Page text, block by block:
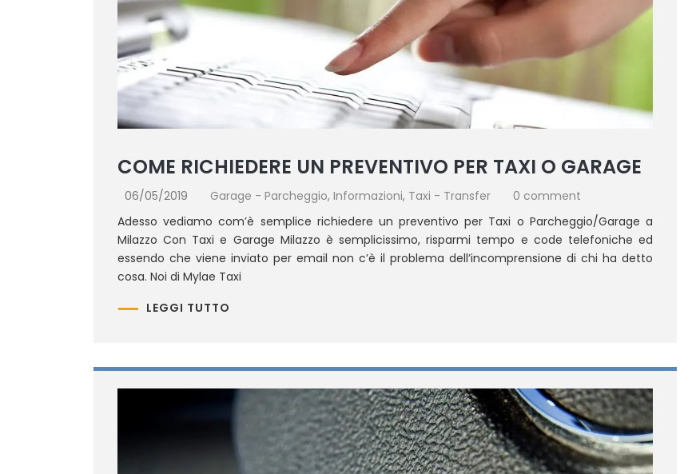
COME RICHIEDERE UN PREVENTIVO PER TAXI O GARAGE
06/05/2019 Garage - Parcheggio, Informazioni, Taxi - Transfer
0 comment
Adesso vediamo com’è semplice richiedere un preventivo per Taxi o Parcheggio/Garage a
Milazzo Con Taxi e Garage Milazzo è semplicissimo, risparmi tempo e code telefoniche ed
essendo che viene inviato per email non c’è il problema dell’incomprensione di chi ha detto
cosa. Noi di Mylae Taxi
LEGGI TUTTO